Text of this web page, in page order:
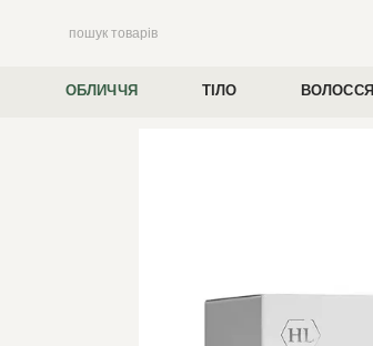
ОБЛИЧЧЯ ТІЛО ВОЛОССЯ